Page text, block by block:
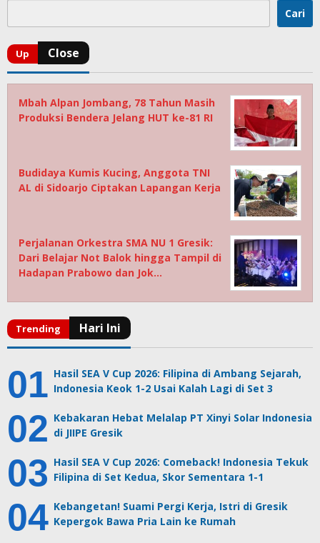
Cari
Mbah Alpan Jombang, 78 Tahun Masih
Produksi Bendera Jelang HUT ke-81 RI
Budidaya Kumis Kucing, Anggota TNI
AL di Sidoarjo Ciptakan Lapangan Kerja
Perjalanan Orkestra SMA NU 1 Gresik:
Dari Belajar Not Balok hingga Tampil di
Hadapan Prabowo dan Jok…
Hasil SEA V Cup 2026: Filipina di Ambang Sejarah,
Indonesia Keok 1-2 Usai Kalah Lagi di Set 3
Kebakaran Hebat Melalap PT Xinyi Solar Indonesia
di JIIPE Gresik
Hasil SEA V Cup 2026: Comeback! Indonesia Tekuk
Filipina di Set Kedua, Skor Sementara 1-1
Kebangetan! Suami Pergi Kerja, Istri di Gresik
Kepergok Bawa Pria Lain ke Rumah